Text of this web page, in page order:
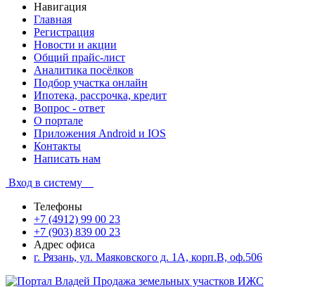
Навигация
Главная
Регистрация
Новости и акции
Общий прайс-лист
Аналитика посёлков
Подбор участка онлайн
Ипотека, рассрочка, кредит
Вопрос - ответ
О портале
Приложения Android и IOS
Контакты
Написать нам
Вход в систему
Телефоны
+7 (4912) 99 00 23
+7 (903) 839 00 23
Адрес офиса
г. Рязань, ул. Маяковского д. 1А, корп.В, оф.506